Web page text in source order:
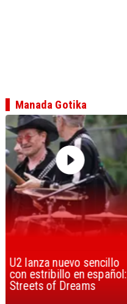
U2 lanza nuevo sencillo
con estribillo en español:
Streets of Dreams
Manada Gotika